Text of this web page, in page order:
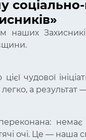
наших
чудової
а результат
переконана:
очі. Це — наша